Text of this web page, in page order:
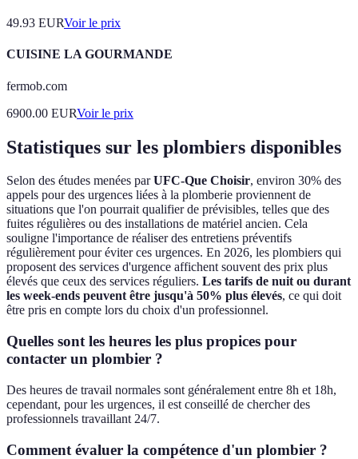
49.93 EURVoir le prix
CUISINE LA GOURMANDE
fermob.com
6900.00 EURVoir le prix
Statistiques sur les plombiers disponibles
Selon des études menées parUFC-Que Choisir, environ 30% des
appels pour des urgences liées à la plomberie proviennent de
situations que l'on pourrait qualifier de prévisibles, telles que des
fuites régulières ou des installations de matériel ancien. Cela
souligne l'importance de réaliser des entretiens préventifs
régulièrement pour éviter ces urgences. En 2026, les plombiers qui
proposent des services d'urgence affichent souvent des prix plus
élevés que ceux des services réguliers. Les tarifs de nuit ou durant
les week-ends peuvent être jusqu'à 50% plus élevés, ce qui doit
être pris en compte lors du choix d'un professionnel.
Quelles sont les heures les plus propices pour
contacter un plombier ?
Des heures de travail normales sont généralement entre 8h et 18h,
cependant, pour les urgences, il est conseillé de chercher des
professionnels travaillant 24/7.
Comment évaluer la compétence d'un plombier ?